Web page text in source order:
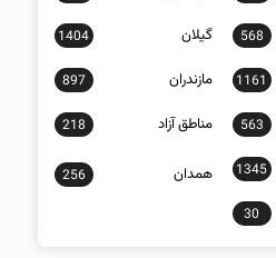
568 گیلان 1404
1161 مازندران 897
563 مناطق آزاد 218
1345 همدان 256
30